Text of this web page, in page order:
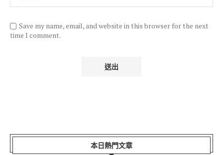
Save my name, email, and website in this browser for the next
time I comment.
本日熱門文章